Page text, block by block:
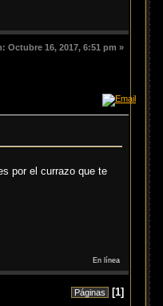
Octubre 16, 2017, 6:51 pm »
por el currazo que te
En línea
Páginas [1]